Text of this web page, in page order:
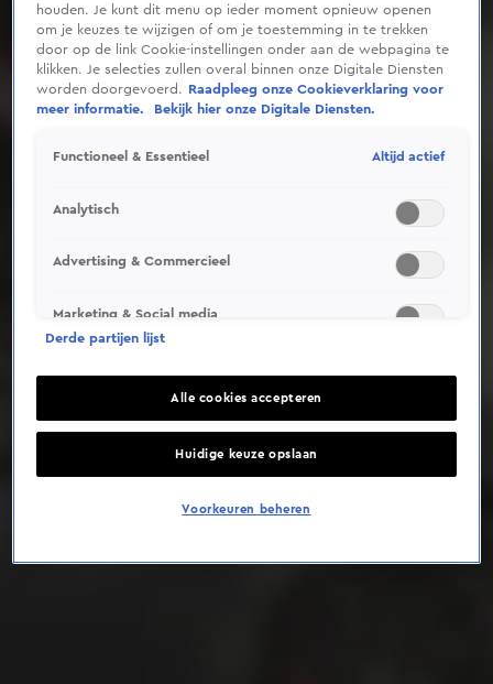
Deze video is niet beschikbaar op je huidige locatie
houden. Je kunt dit menu op ieder moment opnieuw openen
om je keuzes te wijzigen of om je toestemming in te trekken
door op de link Cookie-instellingen onder aan de webpagina te
klikken. Je selecties zullen overal binnen onze Digitale Diensten
worden doorgevoerd.
Raadpleeg onze Cookieverklaring voor
meer informatie.
Bekijk hier onze Digitale Diensten.
Functioneel & Essentieel Altijd actief
Analytisch
Advertising & Commercieel
Marketing & Social media
Derde partijen lijst
Alle cookies accepteren
Huidige keuze opslaan
Voorkeuren beheren